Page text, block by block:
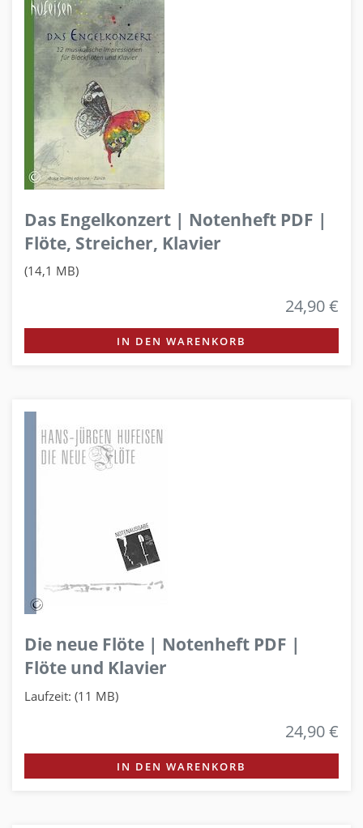
Das Engelkonzert | Notenheft PDF |
Flöte, Streicher, Klavier
(14,1 MB)
24,90 €
IN DEN WARENKORB
Die neue Flöte | Notenheft PDF |
Flöte und Klavier
Laufzeit: (11 MB)
24,90 €
IN DEN WARENKORB